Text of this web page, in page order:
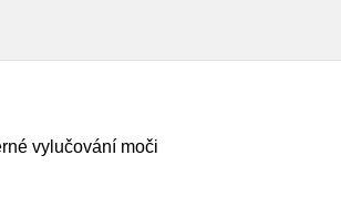
vylučování moči